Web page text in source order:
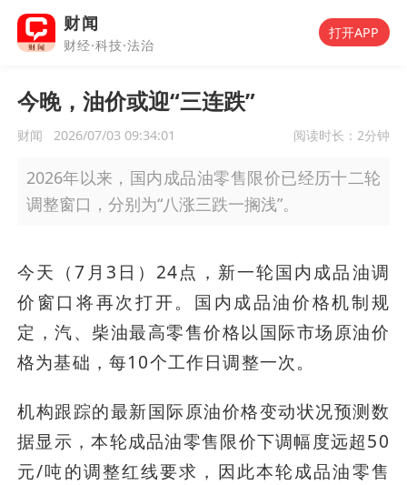
财闻
财经·科技·法治
打开APP
今晚，油价或迎“三连跌”
财闻 2026/07/03 09:34:01 阅读时长： 2分钟
2026年以来，国内成品油零售限价已经历十二轮
调整窗口，分别为“八涨三跌一搁浅”。
今天（7月3日）24点，新一轮国内成品油调
价窗口将再次打开。国内成品油价格机制规
定，汽、柴油最高零售价格以国际市场原油价
格为基础，每10个工作日调整一次。
机构跟踪的最新国际原油价格变动状况预测数
据显示，本轮成品油零售限价下调幅度远超50
元/吨的调整红线要求，因此本轮成品油零售